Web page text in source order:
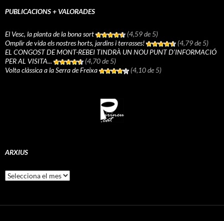
PUBLICACIONS + VALORADES
El Vesc, la planta de la bona sort
(4,59 de 5)
Omplir de vida els nostres horts, jardins i terrasses!
(4,79 de 5)
EL CONGOST DE MONT-REBEI TINDRÀ UN NOU PUNT D’INFORMACIÓ
PER AL VISITA...
(4,70 de 5)
Volta clàssica a la Serra de Freixa
(4,10 de 5)
ARXIUS
Arxius